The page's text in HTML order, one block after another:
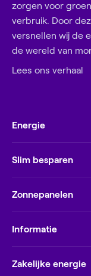
zorgen voor
verbruik. Door
versnellen wij de
de wereld van
Lees ons verhaal
Energie
Slim besparen
Zonnepanelen
Informatie
Zakelijke energie